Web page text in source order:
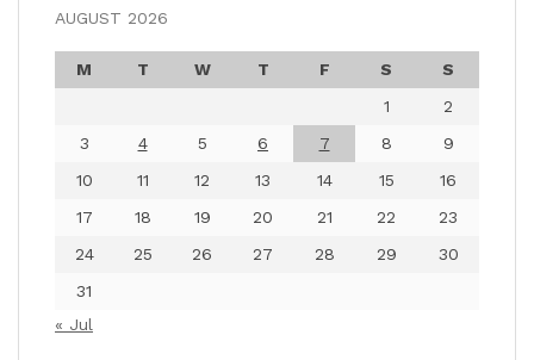
AUGUST 2026
M T W T F S
S
1
2
3
4 5 6 7 8
9
10
11 12 13 14 15
16
17
18 19 20 21 22
23
24
25 26 27 28 29
30
31
« Jul